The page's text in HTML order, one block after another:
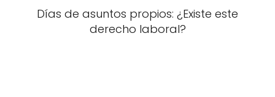
Días de asuntos propios: ¿Existe este
derecho laboral?